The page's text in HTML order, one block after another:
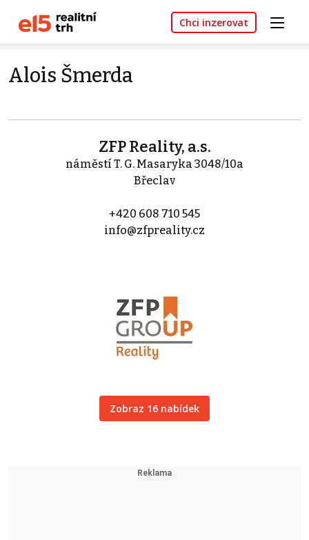
Chci inzerovat
Alois Šmerda
ZFP Reality, a.s.
náměstí T. G. Masaryka 3048/10a
Břeclav
+420 608 710 545
info@zfpreality.cz
Zobraz 16 nabídek